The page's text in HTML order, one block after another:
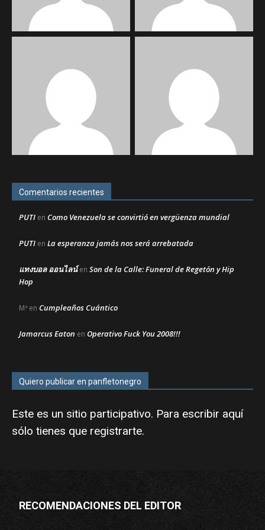
Comentarios recientes
PUTI en Como Venezuela se convirtió en vergüenza mundial
PUTI en La esperanza jamás nos será arrebatada
แทงบอล ออนไลน์en Son de la Calle: Funeral de Regetón y Hip
Hop
Mª en Cumpleaños Cuántico
Jamarcus Eaton en Operativo Fuck You 2008!!!
Quiero publicar en panfletonegro
Este es un sitio participativo. Para escribir aquí
sólo tienes que registrarte.
RECOMENDACIONES DEL EDITOR